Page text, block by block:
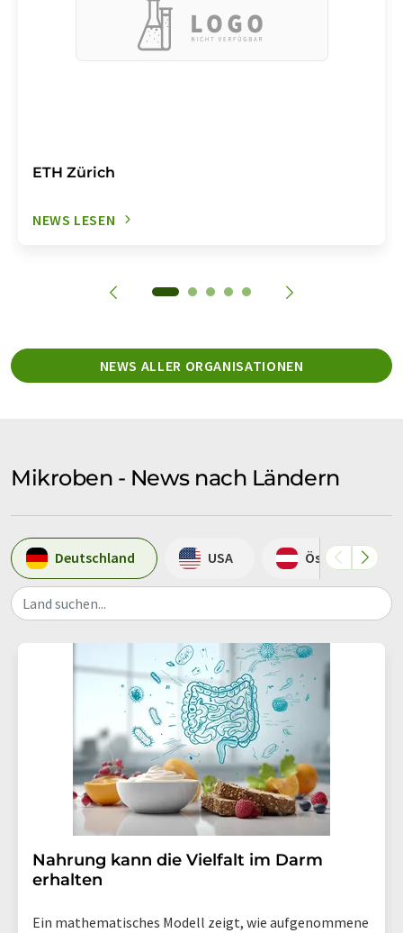
ETH Zürich
NEWS LESEN
NEWS ALLER ORGANISATIONEN
Mikroben - News nach Ländern
Deutschland USA Österreich
Land suchen...
Nahrung kann die Vielfalt im Darm
erhalten
Ein mathematisches Modell zeigt, wie aufgenommene